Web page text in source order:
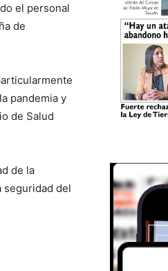
el personal
de
pandemia y
de Salud
de la
seguridad del